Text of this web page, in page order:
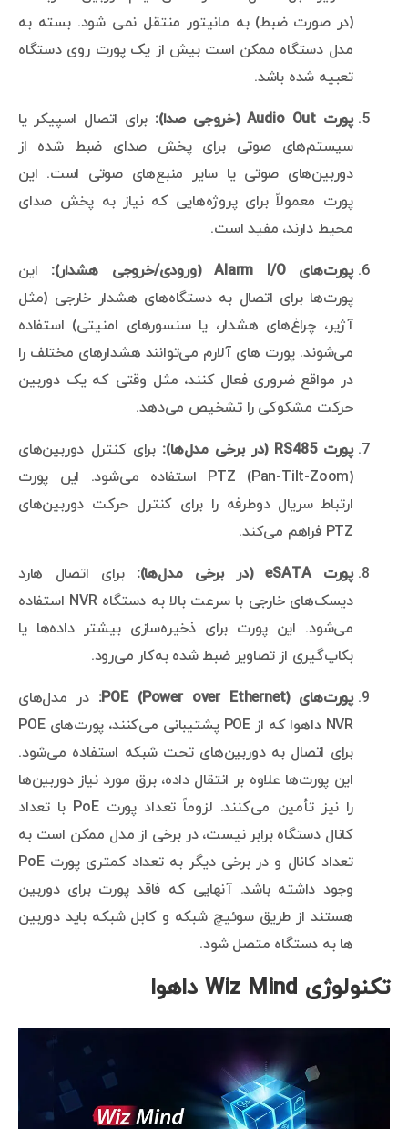
(در صورت ضبط) به مانیتور منتقل نمی شود. بسته به
مدل دستگاه ممکن است بیش از یک پورت روی دستگاه
تعبیه شده باشد.
پورت Audio Out (خروجی صدا):
برای اتصال اسپیکر یا
سیستم‌های صوتی برای پخش صدای ضبط شده از
دوربین‌های صوتی یا سایر منبع‌های صوتی است. این
پورت معمولاً برای پروژه‌هایی که نیاز به پخش صدای
محیط دارند، مفید است.
پورت‌های Alarm I/O (ورودی/خروجی هشدار):
این
پورت‌ها برای اتصال به دستگاه‌های هشدار خارجی (مثل
آژیر، چراغ‌های هشدار، یا سنسورهای امنیتی) استفاده
می‌شوند. پورت های آلارم می‌توانند هشدارهای مختلف را
در مواقع ضروری فعال کنند، مثل وقتی که یک دوربین
حرکت مشکوکی را تشخیص می‌دهد.
پورت RS485 (در برخی مدل‌ها):
برای کنترل دوربین‌های
PTZ (Pan-Tilt-Zoom) استفاده می‌شود. این پورت
ارتباط سریال دوطرفه را برای کنترل حرکت دوربین‌های
PTZ فراهم می‌کند.
پورت eSATA (در برخی مدل‌ها):
برای اتصال هارد
دیسک‌های خارجی با سرعت بالا به دستگاه NVR استفاده
می‌شود. این پورت برای ذخیره‌سازی بیشتر داده‌ها یا
بکاپ‌گیری از تصاویر ضبط شده به‌کار می‌رود.
پورت‌های POE (Power over Ethernet):
در مدل‌های
NVR داهوا که از POE پشتیبانی می‌کنند، پورت‌های POE
برای اتصال به دوربین‌های تحت شبکه استفاده می‌شود.
این پورت‌ها علاوه بر انتقال داده، برق مورد نیاز دوربین‌ها
را نیز تأمین می‌کنند. لزوماً تعداد پورت PoE با تعداد
کانال دستگاه برابر نیست، در برخی از مدل ممکن است به
تعداد کانال و در برخی دیگر به تعداد کمتری پورت PoE
وجود داشته باشد. آنهایی که فاقد پورت برای دوربین
هستند از طریق سوئیچ شبکه و کابل شبکه باید دوربین
ها به دستگاه متصل شود.
تکنولوژی Wiz Mind داهوا